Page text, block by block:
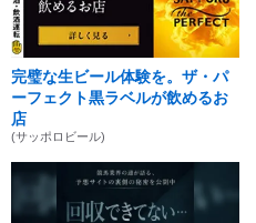
完璧な生ビール体験を。ザ・パ
ーフェクト黒ラベルが飲めるお
店
(サッポロビール)